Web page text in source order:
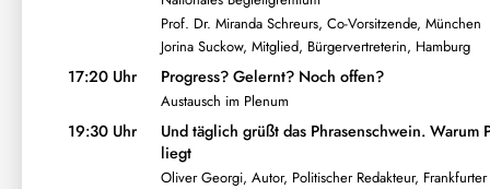
Prof. Dr. Miranda Schreurs, Co-Vorsitzende, München
Jorina Suckow, Mitglied, Bürgervertreterin, Hamburg
17:20 Uhr Progress? Gelernt? Noch offen?
Austausch im Plenum
19:30 Uhr
Und täglich grüßt das Phrasenschwein.
liegt
Oliver Georgi, Autor, Politischer Redakteur,